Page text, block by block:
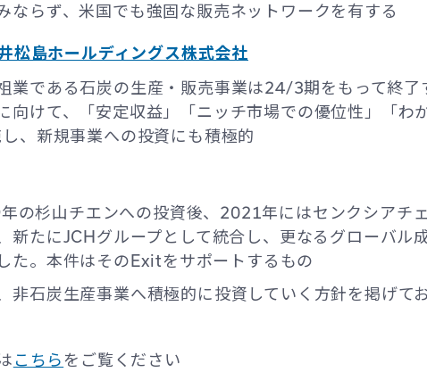
ならず、米国でも強固な販売ネットワークを有する
松島ホールディングス株式会社
業である石炭の生産・販売事業は24/3期をもって終了
向けて、「安定収益」「ニッチ市場での優位性」「わ
、新規事業への投資にも積極的
の杉山チエンへの投資後、2021年にはセンクシアチ
新たにJCHグループとして統合し、更なるグローバル
た。本件はそのExitをサポートするもの
非石炭生産事業へ積極的に投資していく方針を掲げて
こちらをご覧ください